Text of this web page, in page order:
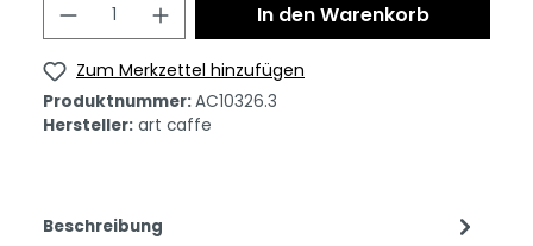
In den Warenkorb
Zum Merkzettel hinzufügen
Produktnummer:AC10326.3
Hersteller: art caffe
Beschreibung